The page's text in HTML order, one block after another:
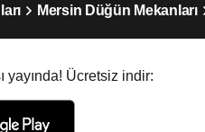
Mersin Düğün Mekanları
yayında! Ücretsiz indir: